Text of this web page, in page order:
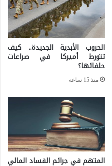
الحروب الأبدية الجديدة.. كيف
تتورط أميركا في صراعات
حلفائها؟
منذ 15 ساعة
المتهم في جرائم الفساد المالي